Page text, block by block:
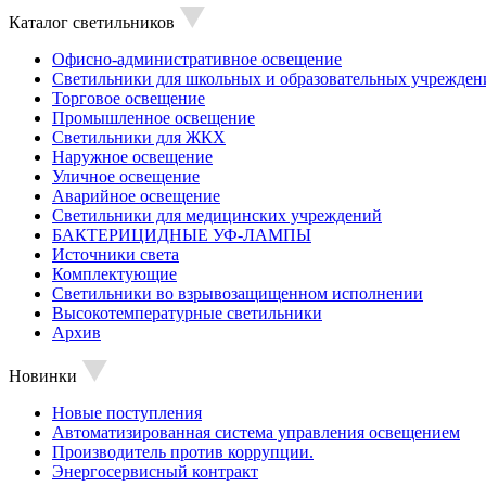
Каталог светильников
Офисно-административное освещение
Светильники для школьных и образовательных
Торговое освещение
Промышленное освещение
Светильники для ЖКХ
Наружное освещение
Уличное освещение
Аварийное освещение
Светильники для медицинских учреждений
БАКТЕРИЦИДНЫЕ УФ-ЛАМПЫ
Источники света
Комплектующие
Светильники во взрывозащищенном исполнении
Высокотемпературные светильники
Архив
Новинки
Новые поступления
Автоматизированная система управления освещением
Производитель против коррупции.
Энергосервисный контракт